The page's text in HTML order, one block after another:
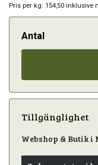
Pris per kg: 154,50 inklusive
Antal
Tillgänglighet
Webshop & Butik i